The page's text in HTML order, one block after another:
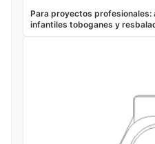
Para proyectos profesionales:
infantiles toboganes y